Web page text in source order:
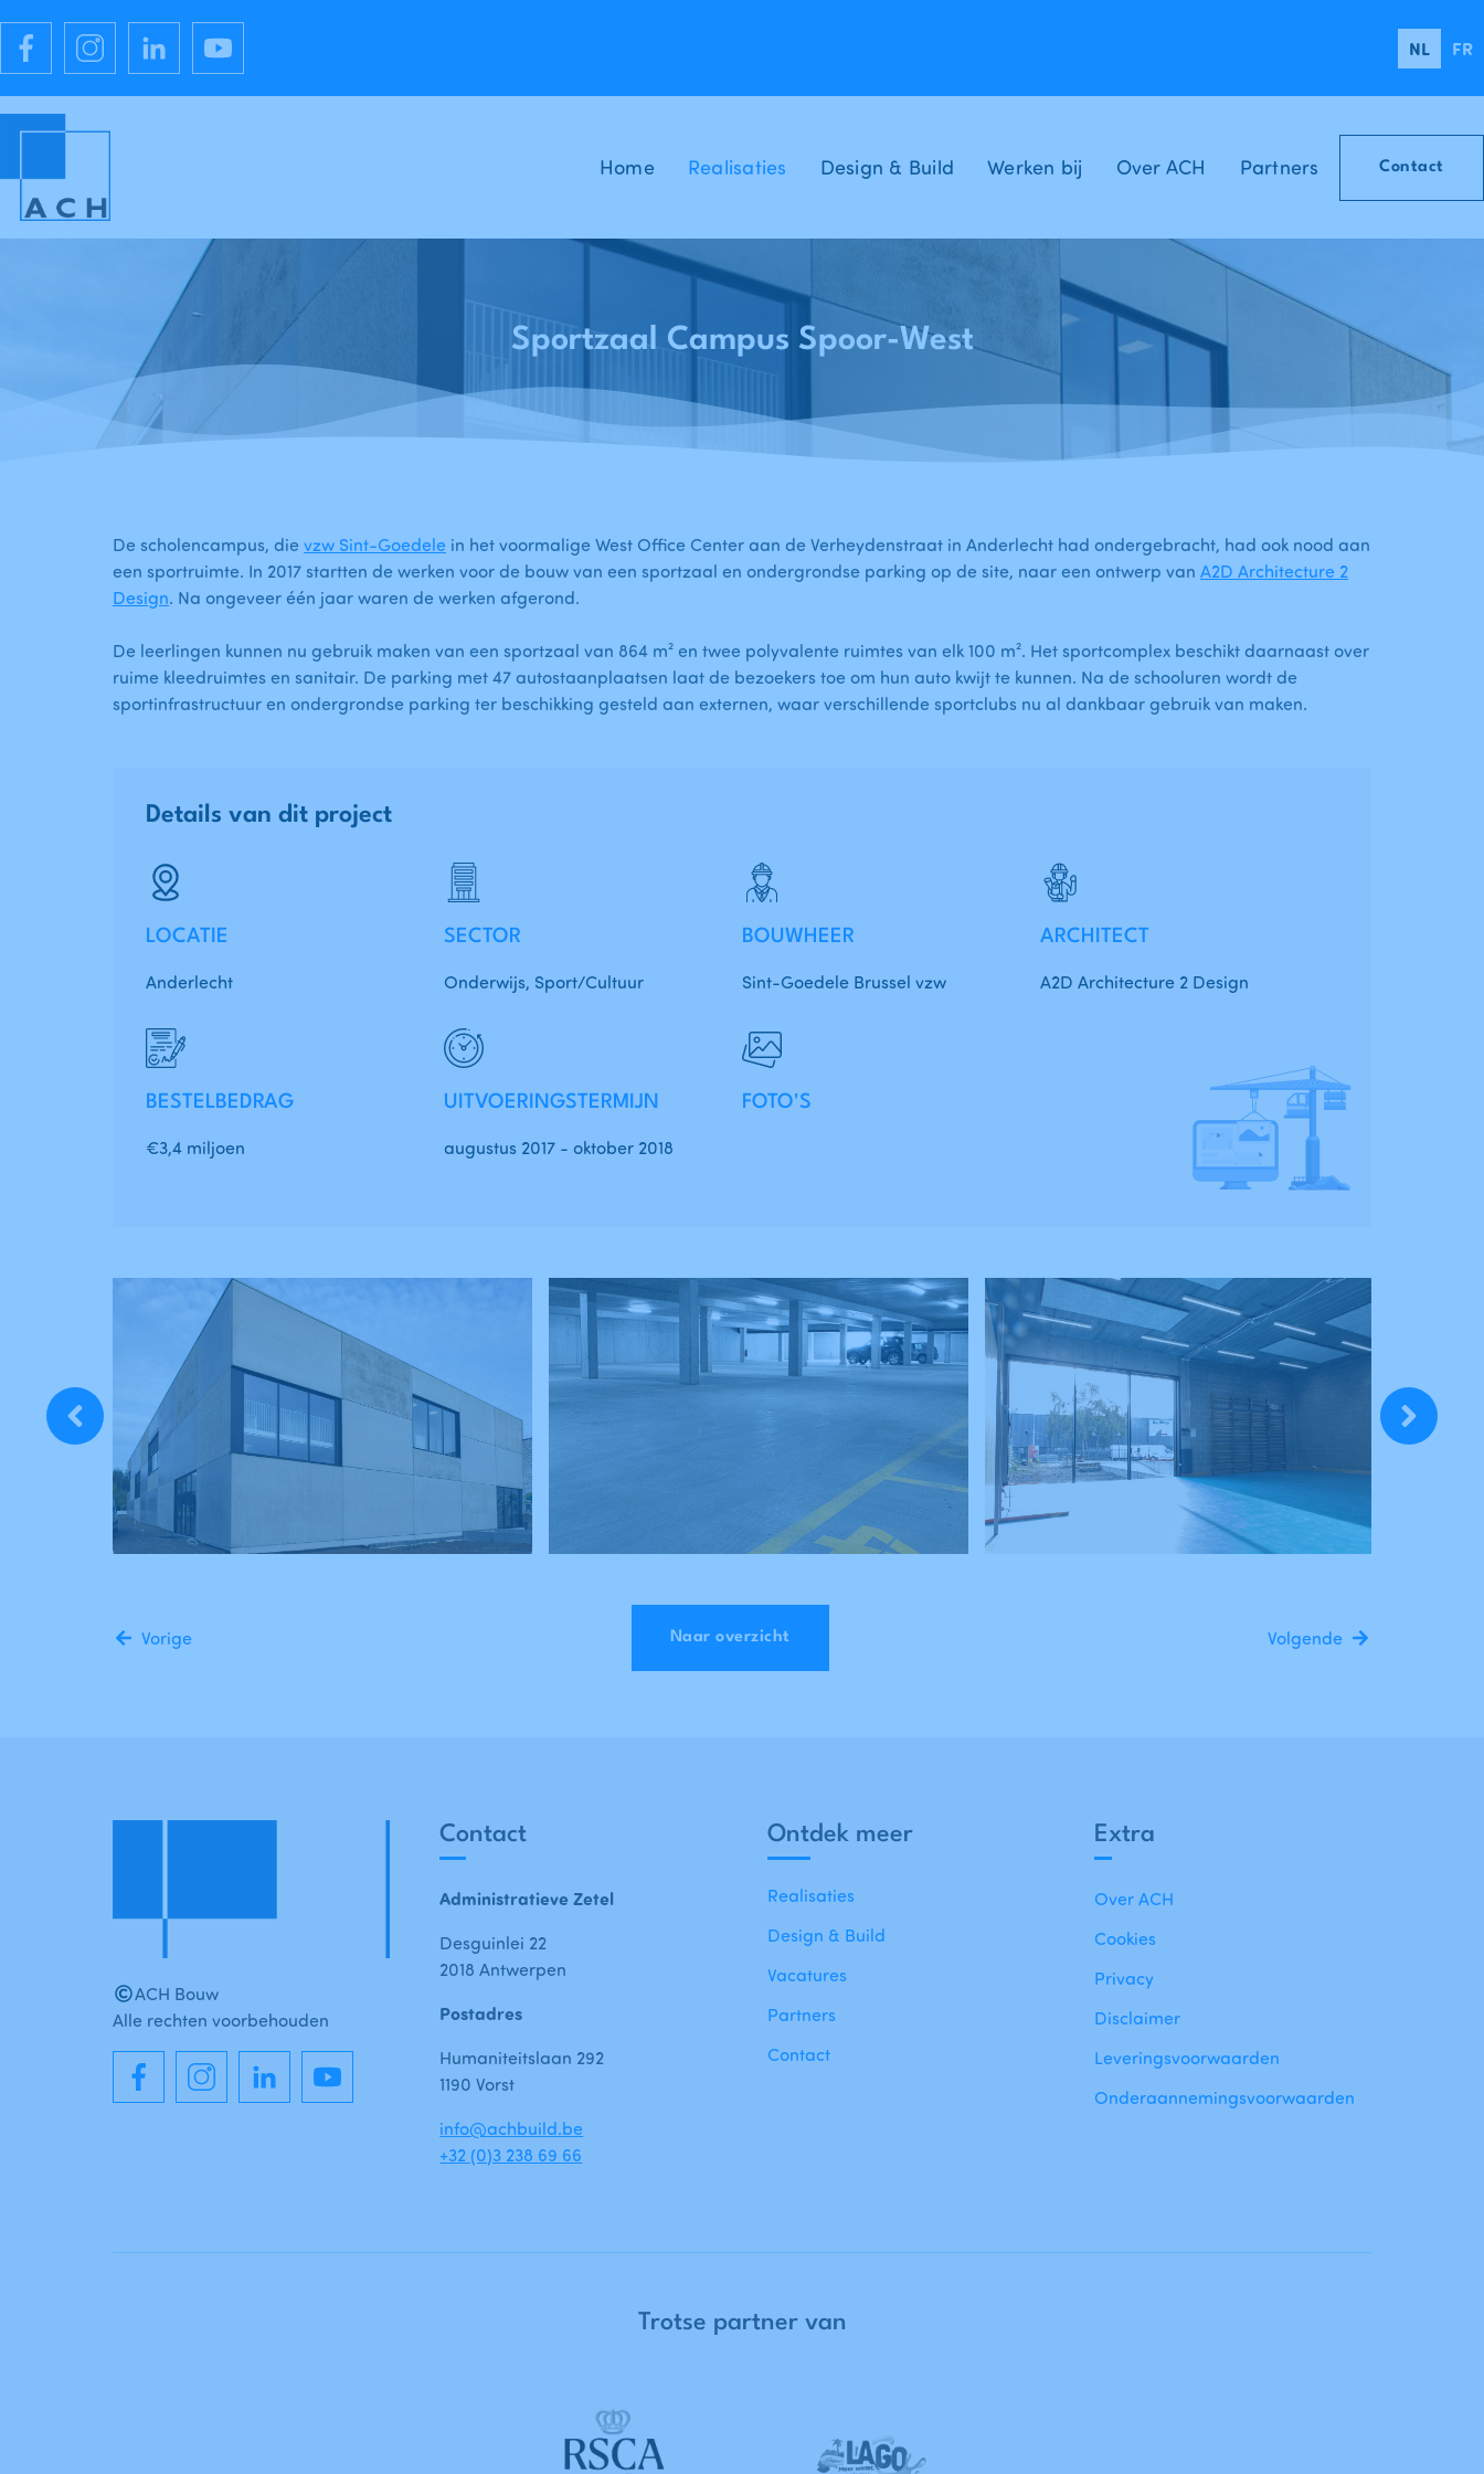
NL FR
Home Realisaties Design & Build Werken bij Over ACH Partners Contact
Sportzaal Campus Spoor-West
De scholencampus, die vzw Sint-Goedele in het voormalige West Office Center aan de Verheydenstraat in Anderlecht had ondergebracht, had ook nood aan
een sportruimte. In 2017 startten de werken voor de bouw van een sportzaal en ondergrondse parking op de site, naar een ontwerp van A2D Architecture 2
Design. Na ongeveer één jaar waren de werken afgerond.
De leerlingen kunnen nu gebruik maken van een sportzaal van 864 m² en twee polyvalente ruimtes van elk 100 m². Het sportcomplex beschikt daarnaast over
ruime kleedruimtes en sanitair. De parking met 47 autostaanplaatsen laat de bezoekers toe om hun auto kwijt te kunnen. Na de schooluren wordt de
sportinfrastructuur en ondergrondse parking ter beschikking gesteld aan externen, waar verschillende sportclubs nu al dankbaar gebruik van maken.
LOCATIE
Anderlecht
SECTOR
Onderwijs, Sport/Cultuur
BOUWHEER
Sint-Goedele Brussel vzw
ARCHITECT
A2D Architecture 2 Design
BESTELBEDRAG
€3,4 miljoen
UITVOERINGSTERMIJN
augustus 2017 - oktober 2018
FOTO'S
Details van dit project
Vorige Naar overzicht Volgende
Extra
Over ACH
Cookies
Privacy
Disclaimer
Leveringsvoorwaarden
Onderaannemingsvoorwaarden
Ontdek meer
Realisaties
Design & Build
Vacatures
Partners
Contact
Contact
Administratieve Zetel
Desguinlei 22
2018 Antwerpen
Postadres
Humaniteitslaan 292
1190 Vorst
info@achbuild.be
+32 (0)3 238 69 66
ACH Bouw
Alle rechten voorbehouden
Trotse partnervan